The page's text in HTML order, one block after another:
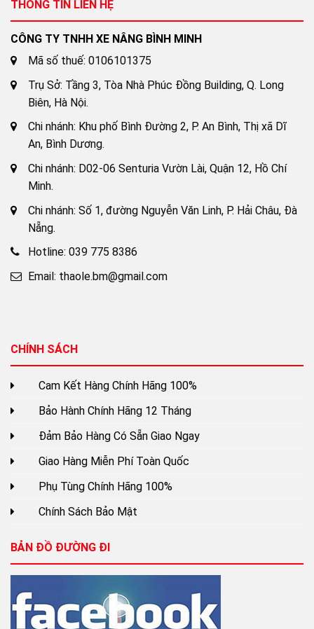
THÔNG TIN LIÊN HỆ
CÔNG TY TNHH XE NÂNG BÌNH MINH
Mã số thuế: 0106101375
Trụ Sở: Tầng 3, Tòa Nhà Phúc Đồng Building, Q. Long
Biên, Hà Nội.
Chi nhánh: Khu phố Bình Đường 2, P. An Bình, Thị xã Dĩ
An, Bình Dương.
Chi nhánh: D02-06 Senturia Vườn Lài, Quận 12, Hồ Chí
Minh.
Chi nhánh: Số 1, đường Nguyễn Văn Linh, P. Hải Châu, Đà
Nẵng.
Hotline: 039 775 8386
Email: thaole.bm@gmail.com
CHÍNH SÁCH
Cam Kết Hàng Chính Hãng 100%
Bảo Hành Chính Hãng 12 Tháng
Đảm Bảo Hàng Có Sẵn Giao Ngay
Giao Hàng Miễn Phí Toàn Quốc
Phụ Tùng Chính Hãng 100%
Chính Sách Bảo Mật
BẢN ĐỒ ĐƯỜNG ĐI